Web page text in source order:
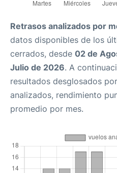
Retrasos analizados por
datos disponibles de los
cerrados, desde 02 de
Julio de 2026. A
resultados desglosados
analizados, rendimiento
promedio por mes.